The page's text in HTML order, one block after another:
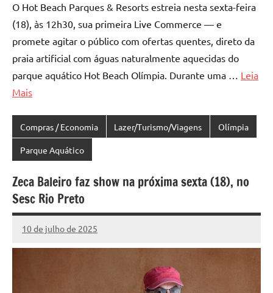
O Hot Beach Parques & Resorts estreia nesta sexta-feira
(18), às 12h30, sua primeira Live Commerce — e
promete agitar o público com ofertas quentes, direto da
praia artificial com águas naturalmente aquecidas do
parque aquático Hot Beach Olímpia. Durante uma … Leia
Mais
Compras / Economia Lazer/Turismo/Viagens Olímpia
Parque Aquático
Zeca Baleiro faz show na próxima sexta (18), no
Sesc Rio Preto
10 de julho de 2025
Marcelo
Fachin
Nenhum
Comentário